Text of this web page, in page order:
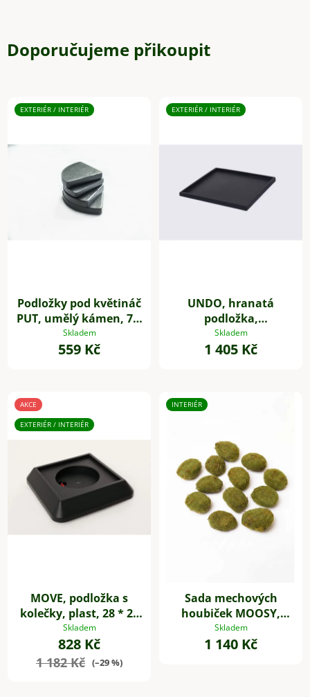
Doporučujeme přikoupit
EXTERIÉR / INTERIÉR
Podložky pod květináč
PUT, umělý kámen, 7 x
7 cm, 4-set, šedé
Skladem
559 Kč
EXTERIÉR / INTERIÉR
UNDO, hranatá
podložka,
sklolaminát, 34 * 34
cm, antracit
Skladem
1 405 Kč
AKCE
EXTERIÉR / INTERIÉR
MOVE, podložka s
kolečky, plast, 28 * 28
cm, černá
Skladem
828 Kč
1 182 Kč (–29 %)
INTERIÉR
Sada mechových
houbiček MOOSY,
plast, zelená
Skladem
1 140 Kč